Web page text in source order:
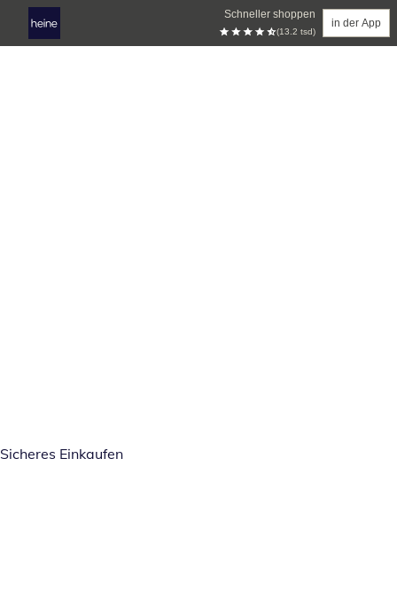
Schneller shoppen
(13.2 tsd)
in der App
Sicheres Einkaufen